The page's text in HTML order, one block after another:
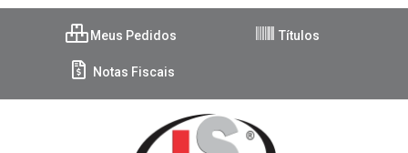
Meus Pedidos Títulos
Notas Fiscais